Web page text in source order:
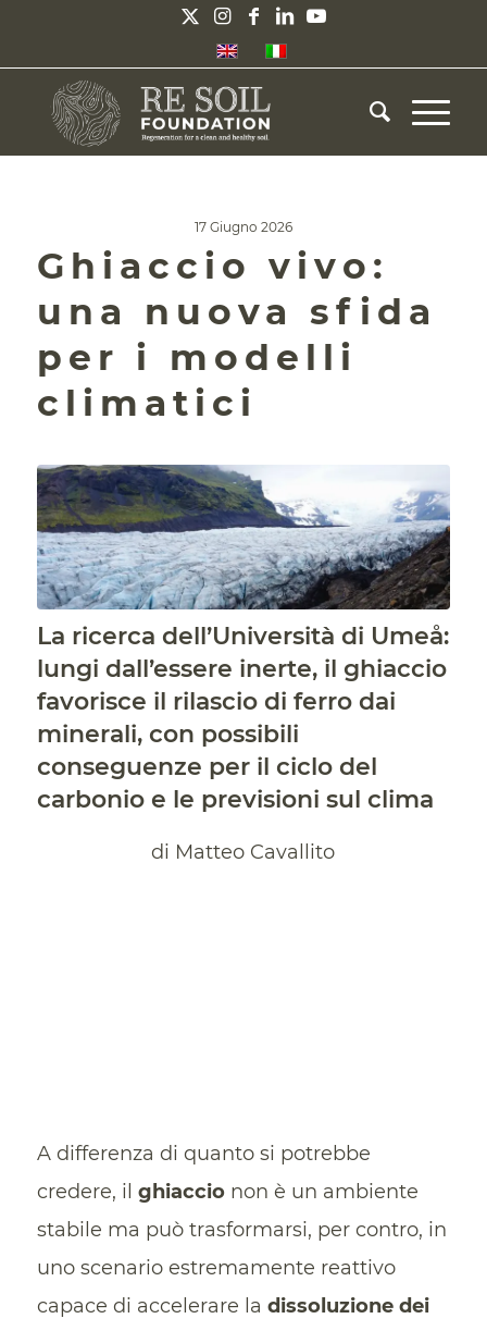
17 Giugno 2026
Ghiaccio vivo:
una nuova sfida
per i modelli
climatici
La ricerca dell’Università di Umeå:
lungi dall’essere inerte, il ghiaccio
favorisce il rilascio di ferro dai
minerali, con possibili
conseguenze per il ciclo del
carbonio e le previsioni sul clima
di Matteo Cavallito
A differenza di quanto si potrebbe
credere, il ghiaccionon è un ambiente
stabile ma può trasformarsi, per contro, in
uno scenario estremamente reattivo
capace di accelerare la dissoluzione dei